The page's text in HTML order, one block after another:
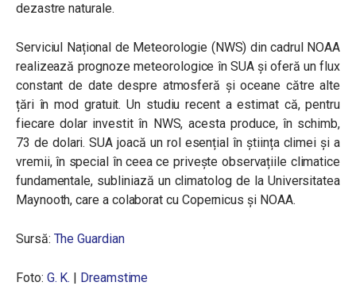
dezastre naturale.
Serviciul Național de Meteorologie (NWS) din cadrul NOAA
realizează prognoze meteorologice în SUA și oferă un flux
constant de date despre atmosferă și oceane către alte
țări în mod gratuit. Un studiu recent a estimat că, pentru
fiecare dolar investit în NWS, acesta produce, în schimb,
73 de dolari. SUA joacă un rol esențial în știința climei și a
vremii, în special în ceea ce privește observațiile climatice
fundamentale, subliniază un climatolog de la Universitatea
Maynooth, care a colaborat cu Copernicus și NOAA.
Sursă: The Guardian
Foto: G. K. | Dreamstime